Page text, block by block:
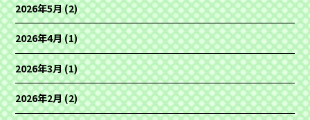
2026年5月(2)
2026年4月(1)
2026年3月(1)
2026年2月(2)